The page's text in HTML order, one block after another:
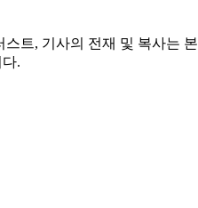
트, 기사의 전재 및 복사는 본
.